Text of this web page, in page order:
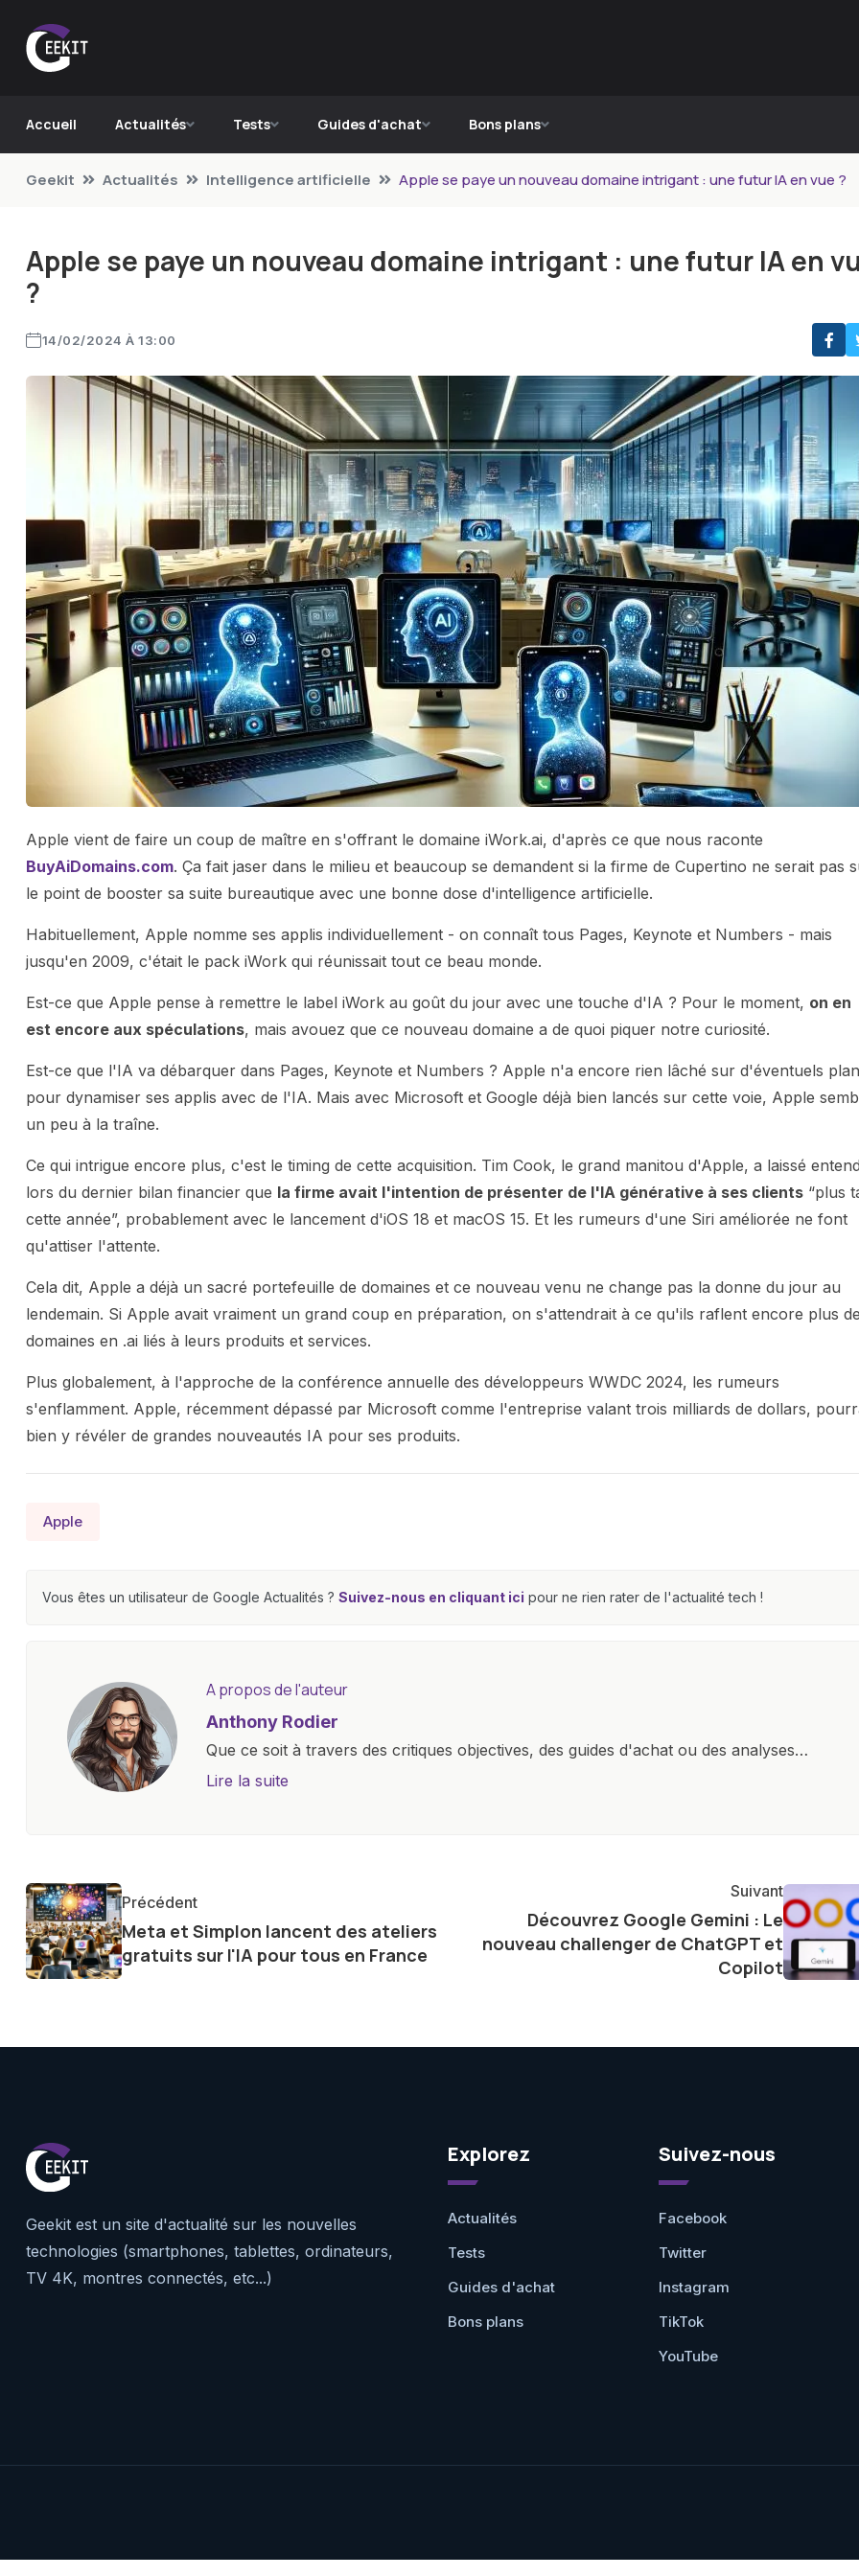
Accueil Actualités Tests Guides d'achat Bons plans
Geekit Actualités Intelligence artificielle Apple se paye un nouveau domaine intrigant : une futur IA en vue ?
Apple se paye un nouveau domaine intrigant : une futur IA en
?
14/02/2024 À 13:00
Apple vient de faire un coup de maître en s'offrant le domaine iWork.ai, d'après ce que nous raconte
BuyAiDomains.com. Ça fait jaser dans le milieu et beaucoup se demandent si la firme de Cupertino ne serait pas
le point de booster sa suite bureautique avec une bonne dose d'intelligence artificielle.
Habituellement, Apple nomme ses applis individuellement - on connaît tous Pages, Keynote et Numbers - mais
jusqu'en 2009, c'était le pack iWork qui réunissait tout ce beau monde.
Est-ce que Apple pense à remettre le label iWork au goût du jour avec une touche d'IA ? Pour le moment, on en
est encore aux spéculations, mais avouez que ce nouveau domaine a de quoi piquer notre curiosité.
Est-ce que l'IA va débarquer dans Pages, Keynote et Numbers ? Apple n'a encore rien lâché sur d'éventuels
pour dynamiser ses applis avec de l'IA. Mais avec Microsoft et Google déjà bien lancés sur cette voie, Apple
un peu à la traîne.
Ce qui intrigue encore plus, c'est le timing de cette acquisition. Tim Cook, le grand manitou d'Apple, a laissé
lors du dernier bilan financier que la firme avait l'intention de présenter de l'IA générative à ses clients “plus
cette année”, probablement avec le lancement d'iOS 18 et macOS 15. Et les rumeurs d'une Siri améliorée ne font
qu'attiser l'attente.
Cela dit, Apple a déjà un sacré portefeuille de domaines et ce nouveau venu ne change pas la donne du jour au
lendemain. Si Apple avait vraiment un grand coup en préparation, on s'attendrait à ce qu'ils raflent encore plus de
domaines en .ai liés à leurs produits et services.
Plus globalement, à l'approche de la conférence annuelle des développeurs WWDC 2024, les rumeurs
s'enflamment. Apple, récemment dépassé par Microsoft comme l'entreprise valant trois milliards de dollars,
bien y révéler de grandes nouveautés IA pour ses produits.
Apple
Vous êtes un utilisateur de Google Actualités ? Suivez-nous en cliquant ici pour ne rien rater de l'actualité tech !
A propos de l'auteur
Anthony Rodier
Que ce soit à travers des critiques objectives, des guides d'achat ou des analyses
approfondies, je m'efforce de rendre la technologie accessible à tous, en démystifiant
Lire la suite
Précédent
Meta et Simplon lancent des ateliers
gratuits sur l'IA pour tous en France
Suivant
Découvrez Google Gemini : Le
nouveau challenger de ChatGPT et
Copilot
Geekit est un site d'actualité sur les nouvelles
technologies (smartphones, tablettes, ordinateurs,
TV 4K, montres connectés, etc...)
Explorez
Actualités
Tests
Guides d'achat
Bons plans
Suivez-nous
Facebook
Twitter
Instagram
TikTok
YouTube